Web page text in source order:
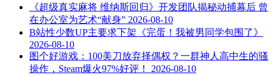
《超级真实麻将 维纳斯回归》开发团队揭秘动捕幕后 曾
在办公室为艺术“献身” 2026-08-10
B站性少数UP主要求下架《完蛋！我被男同学包围了》
2026-08-10
图个好游戏：100美刀放弃择偶权？一群神人高中生的骚
操作，Steam爆火97%好评！
2026-08-10